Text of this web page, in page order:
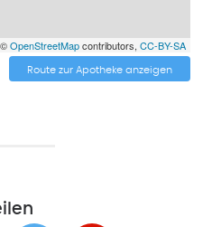
OpenStreetMapcontributors, CC-BY-SA
Route zur Apotheke anzeigen